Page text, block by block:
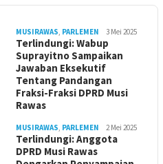
MUSIRAWAS, PARLEMEN 3 Mei 2025
Terlindungi: Wabup
Suprayitno Sampaikan
Jawaban Eksekutif
Tentang Pandangan
Fraksi-Fraksi DPRD Musi
Rawas
MUSIRAWAS, PARLEMEN 2 Mei 2025
Terlindungi: Anggota
DPRD Musi Rawas